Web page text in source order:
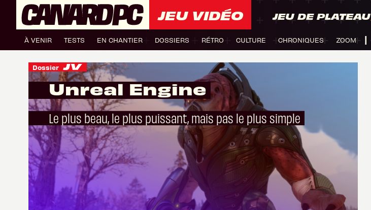
JEU VIDÉO JEU DE PLATEAU
À VENIR TESTS EN CHANTIER DOSSIERS RÉTRO CULTURE CHRONIQUES ZOOM
Dossier
Unreal Engine
Le plus beau, le plus puissant, mais pas le plus simple